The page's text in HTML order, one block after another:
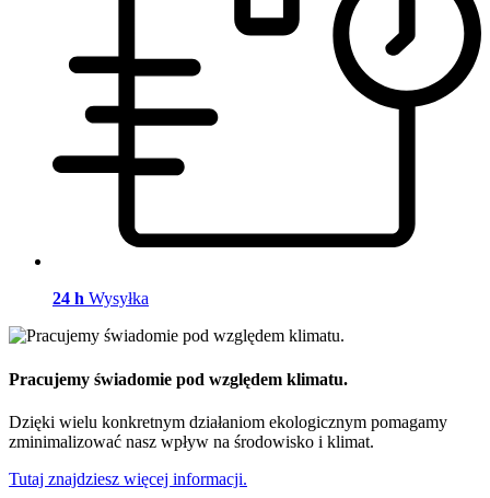
24 h Wysyłka
Pracujemy świadomie pod względem klimatu.
Dzięki wielu konkretnym działaniom ekologicznym pomagamy
zminimalizować nasz wpływ na środowisko i klimat.
Tutaj znajdziesz więcej informacji.